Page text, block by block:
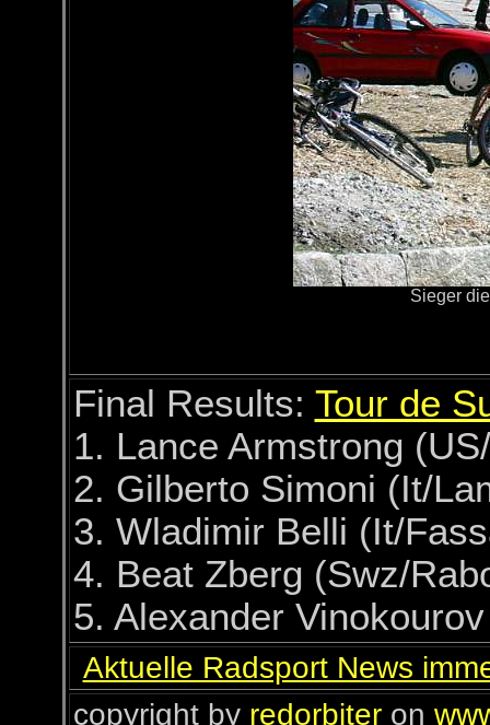
Sieger
Final Results: Tour de
1. Lance Armstrong
2. Gilberto Simoni (It/
3. Wladimir Belli (It/
4. Beat Zberg (Swz/
5. Alexander
Aktuelle Radsport News
copyright by redorbiteron